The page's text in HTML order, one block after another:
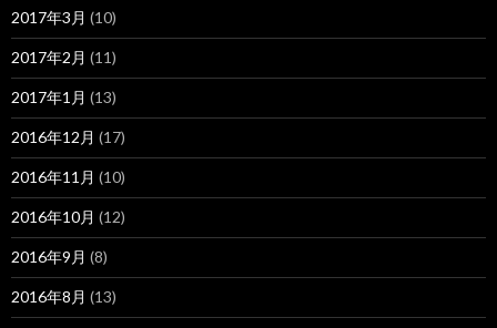
2017年3月 (10)
2017年2月 (11)
2017年1月 (13)
2016年12月 (17)
2016年11月 (10)
2016年10月 (12)
2016年9月 (8)
2016年8月 (13)